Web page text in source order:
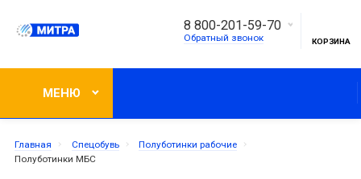
8 800-201-59-70
Обратный звонок КОРЗИНА
МЕНЮ
Главная Спецобувь
Полуботинки рабочие
Полуботинки МБС